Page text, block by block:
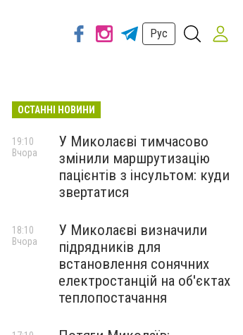
Рус
ОСТАННІ НОВИНИ
У Миколаєві тимчасово
змінили маршрутизацію
пацієнтів з інсультом: куди
звертатися
19:10
Вчора
У Миколаєві визначили
підрядників для
встановлення сонячних
електростанцій на об'єктах
теплопостачання
18:10
Вчора